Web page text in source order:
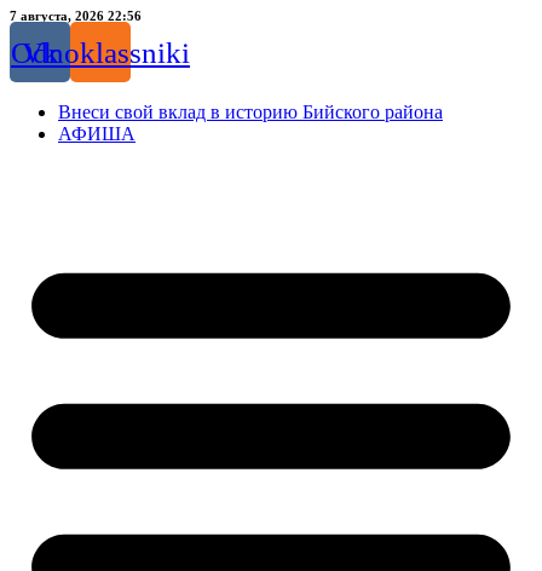
Перейти
к
содержимому
7 августа, 2026 22:56
Vk
Odnoklassniki
Внеси свой вклад в историю Бийского района
АФИША